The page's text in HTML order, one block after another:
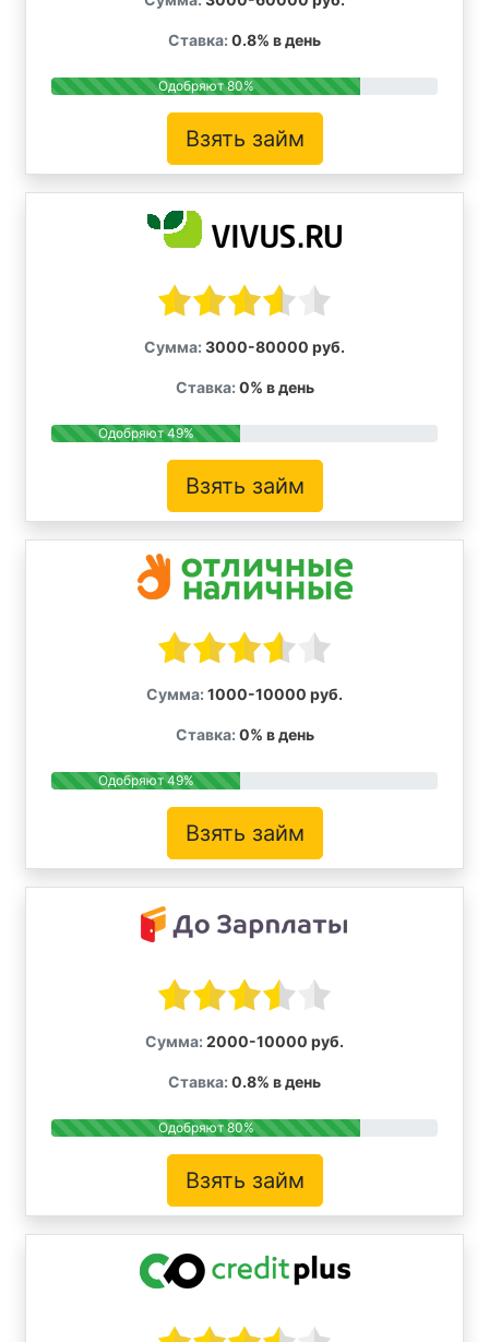
Ставка: 0.8% в день
Одобряют 80%
Взять займ
Сумма: 3000-80000 руб.
Ставка: 0% в день
Одобряют 49%
Взять займ
Сумма: 1000-10000 руб.
Ставка: 0% в день
Одобряют 49%
Взять займ
Сумма: 2000-10000 руб.
Ставка: 0.8% в день
Одобряют 80%
Взять займ